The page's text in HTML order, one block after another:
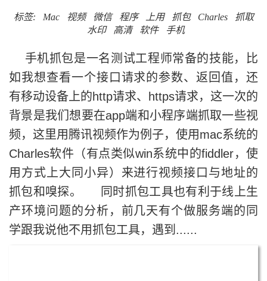
标签: Mac 视频 微信 程序 上用 抓包 Charles
抓取
水印
高清 软件 手机
手机抓包是一名测试工程师常备的技能，比
如我想查看一个接口请求的参数、返回值，还
有移动设备上的http请求、https请求，这一次的
背景是我们想要在app端和小程序端抓取一些视
频，这里用腾讯视频作为例子，使用mac系统的
Charles软件（有点类似win系统中的fiddler，使
用方式上大同小异）来进行视频接口与地址的
抓包和嗅探。 同时抓包工具也有利于线上生
产环境问题的分析，前几天有个做服务端的同
学跟我说他不用抓包工具，遇到......